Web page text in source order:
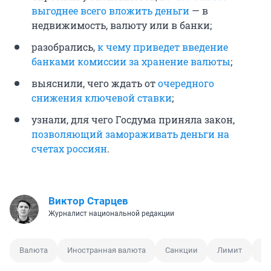
выгоднее всего вложить деньги — в
недвижимость, валюту или в банки;
разобрались,к чему приведет введение
банками комиссии за хранение валюты;
выяснили, чего ждать оточередного
снижения ключевой ставки;
узнали, для чего Госдума приняла закон,
позволяющий замораживать деньги на
счетах россиян.
Виктор Старцев
Журналист национальной редакции
Валюта Иностранная валюта Санкции Лимит